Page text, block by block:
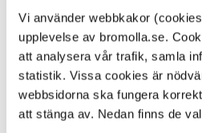
Vi använder webbkakor
upplevelse av bromolla.se.
att analysera vår trafik, samla
statistik. Vissa cookies är
webbsidorna ska fungera
att stänga av. Nedan finns de